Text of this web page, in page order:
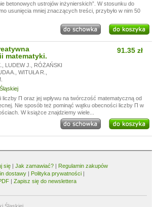
betonowych ustrojów inżynierskich”. W stosunku do
usunięcia mniej znaczących treści, przybyło w nim 50
matematyki.
LUDEW J.
RÓŻAŃSKI
A. WITUŁA R.
91.35 zł
liczby Π oraz jej wpływu na twórczość matematyczną od
Nie sposób też pominąć wątku obecności liczby Π w
W książce znajdziemy wiele...
się | Jak zamawiać? | Regulamin zakupów
dostawy | Polityka prywatności |
| Zapisz się do newslettera